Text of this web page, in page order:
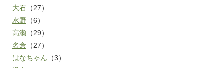
大石 （27）
水野 （6）
高瀬 （29）
名倉 （27）
はなちゃん （3）